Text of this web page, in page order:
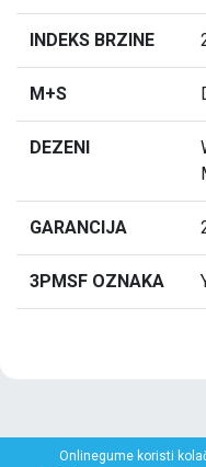
INDEKS BRZINE
M+S
DEZENI
GARANCIJA
3PMSF OZNAKA
Onlinegume koristi